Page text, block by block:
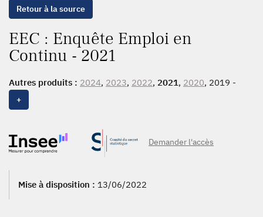
Retour à la source
EEC : Enquête Emploi en
Continu - 2021
Autres produits : 2024, 2023, 2022, 2021, 2020, 2019 -
MAH,
MAH,
2011
, 2010 - MAH - Réunion, 2010 - MAH - Martinique,
2010 - MAH - Guyane, 2010 - MAH - Guadeloupe, 2010 -
MAH, 2010, 2009 - MAH, 2009, 2008 - MAH, 2008, 2007 -
MAH, 2007, 2006, 2005 - MAH, 2005, 2004 - MAH, 2004,
2003 - MAH, 2003
+
Demander l'accès
Mise à disposition : 13/06/2022